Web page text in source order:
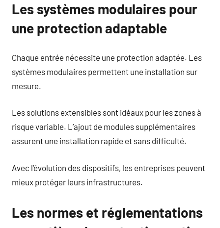
Les systèmes modulaires pour
une protection adaptable
Chaque entrée nécessite une protection adaptée. Les
systèmes modulaires permettent une installation sur
mesure.
Les solutions extensibles sont idéaux pour les zones à
risque variable. L’ajout de modules supplémentaires
assurent une installation rapide et sans difficulté.
Avec l’évolution des dispositifs, les entreprises peuvent
mieux protéger leurs infrastructures.
Les normes et réglementations